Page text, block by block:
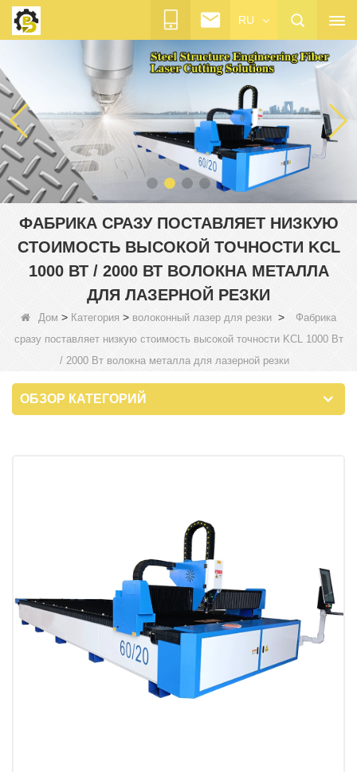
RU
ФАБРИКА СРАЗУ ПОСТАВЛЯЕТ НИЗКУЮ
СТОИМОСТЬ ВЫСОКОЙ ТОЧНОСТИ KCL
1000 ВТ / 2000 ВТ ВОЛОКНА МЕТАЛЛА
ДЛЯ ЛАЗЕРНОЙ РЕЗКИ
Дом > Категория > волоконный лазер для резки >
Фабрика
сразу поставляет низкую стоимость высокой точности KCL 1000 Вт
/ 2000 Вт волокна металла для лазерной резки
ОБЗОР КАТЕГОРИЙ